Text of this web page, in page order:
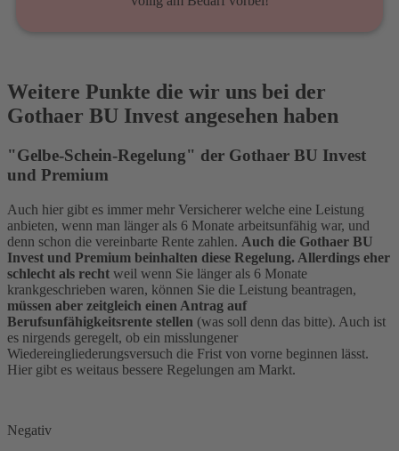
Weitere Punkte die wir uns bei der
Gothaer BU Invest angesehen haben
"Gelbe-Schein-Regelung" der Gothaer BU Invest
und Premium
Auch hier gibt es immer mehr Versicherer welche eine Leistung
anbieten, wenn man länger als 6 Monate arbeitsunfähig war, und
denn schon die vereinbarte Rente zahlen. Auch die Gothaer BU
Invest und Premium beinhalten diese Regelung. Allerdings eher
schlecht als recht weil wenn Sie länger als 6 Monate
krankgeschrieben waren, können Sie die Leistung beantragen,
müssen aber zeitgleich einen Antrag auf
Berufsunfähigkeitsrente stellen (was soll denn das bitte). Auch ist
es nirgends geregelt, ob ein misslungener
Wiedereingliederungsversuch die Frist von vorne beginnen lässt.
Hier gibt es weitaus bessere Regelungen am Markt.
Negativ